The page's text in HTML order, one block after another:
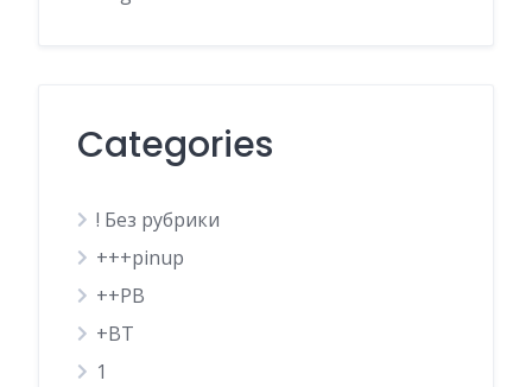
Categories
! Без рубрики
+++pinup
++PB
+BT
1